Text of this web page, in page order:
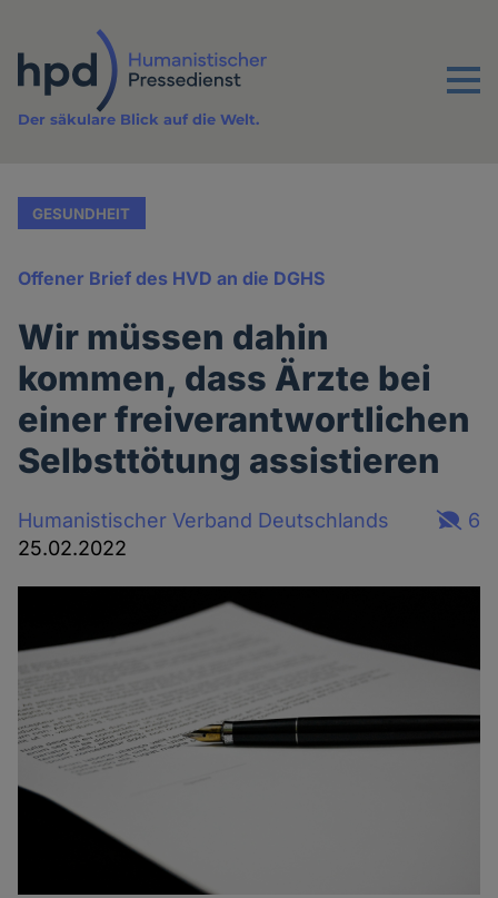
Inhalt
Menu
Der säkulare Blick auf die Welt.
GESUNDHEIT
Offener Brief des HVD an die DGHS
Wir müssen dahin
kommen, dass Ärzte bei
einer freiverantwortlichen
Selbsttötung assistieren
Humanistischer Verband Deutschlands
25.02.2022
6